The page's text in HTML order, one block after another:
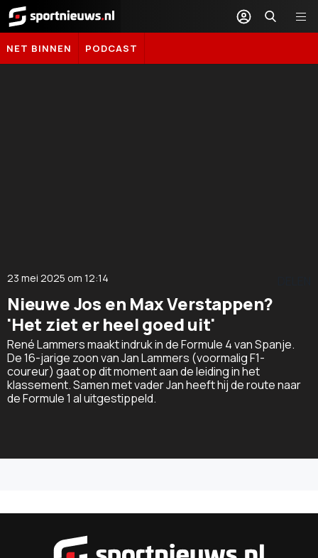
Sportnieuws.nl
NET BINNEN PODCAST
23 mei 2025 om 12:14
Nieuwe Jos en Max Verstappen?
'Het ziet er heel goed uit'
René Lammers maakt indruk in de Formule 4 van Spanje.
De 16-jarige zoon van Jan Lammers (voormalig F1-
coureur) gaat op dit moment aan de leiding in het
klassement. Samen met vader Jan heeft hij de route naar
de Formule 1 al uitgestippeld.